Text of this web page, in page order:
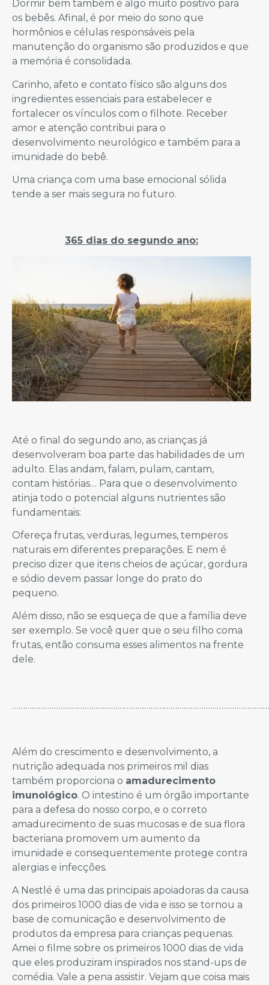
Dormir bem também é algo muito positivo para
os bebês. Afinal, é por meio do sono que
hormônios e células responsáveis pela
manutenção do organismo são produzidos e que
a memória é consolidada.
Carinho, afeto e contato físico são alguns dos
ingredientes essenciais para estabelecer e
fortalecer os vínculos com o filhote. Receber
amor e atenção contribui para o
desenvolvimento neurológico e também para a
imunidade do bebê.
Uma criança com uma base emocional sólida
tende a ser mais segura no futuro.
365 dias do segundo ano:
Até o final do segundo ano, as crianças já
desenvolveram boa parte das habilidades de um
adulto. Elas andam, falam, pulam, cantam,
contam histórias… Para que o desenvolvimento
atinja todo o potencial alguns nutrientes são
fundamentais:
Ofereça frutas, verduras, legumes, temperos
naturais em diferentes preparações. E nem é
preciso dizer que itens cheios de açúcar, gordura
e sódio devem passar longe do prato do
pequeno.
Além disso, não se esqueça de que a família deve
ser exemplo. Se você quer que o seu filho coma
frutas, então consuma esses alimentos na frente
dele.
Além do crescimento e desenvolvimento, a
nutrição adequada nos primeiros mil dias
também proporciona o amadurecimento
imunológico. O intestino é um órgão importante
para a defesa do nosso corpo, e o correto
amadurecimento de suas mucosas e de sua flora
bacteriana promovem um aumento da
imunidade e consequentemente protege contra
alergias e infecções.
A Nestlé é uma das principais apoiadoras da causa
dos primeiros 1000 dias de vida e isso se tornou a
base de comunicação e desenvolvimento de
produtos da empresa para crianças pequenas.
Amei o filme sobre os primeiros 1000 dias de vida
que eles produziram inspirados nos stand-ups de
comédia. Vale a pena assistir. Vejam que coisa mais